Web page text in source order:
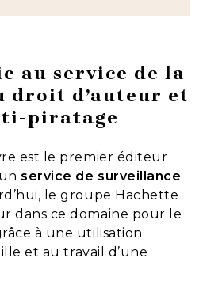
au service de la
droit d’auteur et
piratage
est le premier éditeur
service de surveillance
le groupe Hachette
dans ce domaine pour le
à une utilisation
et au travail d’une